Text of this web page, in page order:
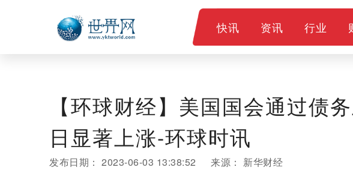
快讯 资讯 行业
【环球财经】美国国会通过债
日显著上涨-环球时讯
发布日期： 2023-06-03 13:38:52 来源： 新华财经